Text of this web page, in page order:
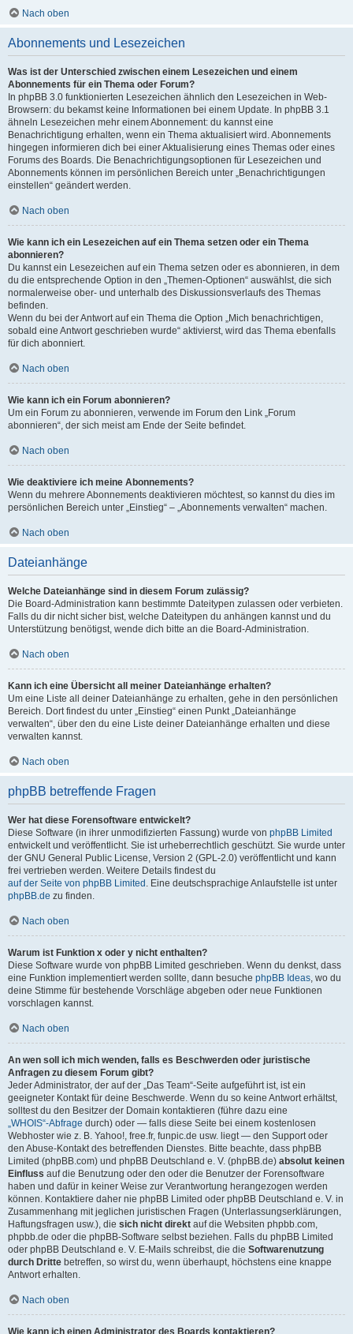
Nach oben
Abonnements und Lesezeichen
Was ist der Unterschied zwischen einem Lesezeichen und einem
Abonnements für ein Thema oder Forum?
In phpBB 3.0 funktionierten Lesezeichen ähnlich den Lesezeichen in Web-
Browsern: du bekamst keine Informationen bei einem Update. In phpBB 3.1
ähneln Lesezeichen mehr einem Abonnement: du kannst eine
Benachrichtigung erhalten, wenn ein Thema aktualisiert wird. Abonnements
hingegen informieren dich bei einer Aktualisierung eines Themas oder eines
Forums des Boards. Die Benachrichtigungsoptionen für Lesezeichen und
Abonnements können im persönlichen Bereich unter „Benachrichtigungen
einstellen“ geändert werden.
Nach oben
Wie kann ich ein Lesezeichen auf ein Thema setzen oder ein Thema
abonnieren?
Du kannst ein Lesezeichen auf ein Thema setzen oder es abonnieren, in dem
du die entsprechende Option in den „Themen-Optionen“ auswählst, die sich
normalerweise ober- und unterhalb des Diskussionsverlaufs des Themas
befinden.
Wenn du bei der Antwort auf ein Thema die Option „Mich benachrichtigen,
sobald eine Antwort geschrieben wurde“ aktivierst, wird das Thema ebenfalls
für dich abonniert.
Nach oben
Wie kann ich ein Forum abonnieren?
Um ein Forum zu abonnieren, verwende im Forum den Link „Forum
abonnieren“, der sich meist am Ende der Seite befindet.
Nach oben
Wie deaktiviere ich meine Abonnements?
Wenn du mehrere Abonnements deaktivieren möchtest, so kannst du dies im
persönlichen Bereich unter „Einstieg“ – „Abonnements verwalten“ machen.
Nach oben
Dateianhänge
Welche Dateianhänge sind in diesem Forum zulässig?
Die Board-Administration kann bestimmte Dateitypen zulassen oder verbieten.
Falls du dir nicht sicher bist, welche Dateitypen du anhängen kannst und du
Unterstützung benötigst, wende dich bitte an die Board-Administration.
Nach oben
Kann ich eine Übersicht all meiner Dateianhänge erhalten?
Um eine Liste all deiner Dateianhänge zu erhalten, gehe in den persönlichen
Bereich. Dort findest du unter „Einstieg“ einen Punkt „Dateianhänge
verwalten“, über den du eine Liste deiner Dateianhänge erhalten und diese
verwalten kannst.
Nach oben
phpBB betreffende Fragen
Wer hat diese Forensoftware entwickelt?
Diese Software (in ihrer unmodifizierten Fassung) wurde von phpBB Limited
entwickelt und veröffentlicht. Sie ist urheberrechtlich geschützt. Sie wurde unter
der GNU General Public License, Version 2 (GPL-2.0) veröffentlicht und kann
frei vertrieben werden. Weitere Details findest du
auf der Seite von phpBB Limited . Eine deutschsprachige Anlaufstelle ist unter
phpBB.de zu finden.
Nach oben
Warum ist Funktion x oder y nicht enthalten?
Diese Software wurde von phpBB Limited geschrieben. Wenn du denkst, dass
eine Funktion implementiert werden sollte, dann besuche phpBB Ideas, wo du
deine Stimme für bestehende Vorschläge abgeben oder neue Funktionen
vorschlagen kannst.
Nach oben
An wen soll ich mich wenden, falls es Beschwerden oder juristische
Anfragen zu diesem Forum gibt?
Jeder Administrator, der auf der „Das Team“-Seite aufgeführt ist, ist ein
geeigneter Kontakt für deine Beschwerde. Wenn du so keine Antwort erhältst,
solltest du den Besitzer der Domain kontaktieren (führe dazu eine
„WHOIS“-Abfrage durch) oder — falls diese Seite bei einem kostenlosen
Webhoster wie z. B. Yahoo!, free.fr, funpic.de usw. liegt — den Support oder
den Abuse-Kontakt des betreffenden Dienstes. Bitte beachte, dass phpBB
Limited (phpBB.com) und phpBB Deutschland e. V. (phpBB.de) absolut keinen
Einfluss auf die Benutzung oder den oder die Benutzer der Forensoftware
haben und dafür in keiner Weise zur Verantwortung herangezogen werden
können. Kontaktiere daher nie phpBB Limited oder phpBB Deutschland e. V. in
Zusammenhang mit jeglichen juristischen Fragen (Unterlassungserklärungen,
Haftungsfragen usw.), die sich nicht direkt auf die Websiten phpbb.com,
phpbb.de oder die phpBB-Software selbst beziehen. Falls du phpBB Limited
oder phpBB Deutschland e. V. E-Mails schreibst, die die Softwarenutzung
durch Dritte betreffen, so wirst du, wenn überhaupt, höchstens eine knappe
Antwort erhalten.
Nach oben
Wie kann ich einen Administrator des Boards kontaktieren?